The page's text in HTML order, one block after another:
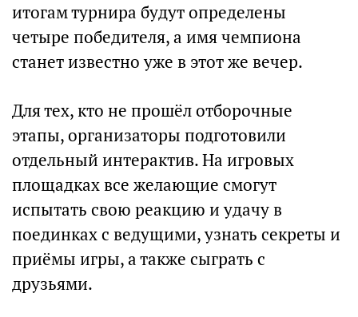
итогам турнира будут определены
четыре победителя, а имя чемпиона
станет известно уже в этот же вечер.
Для тех, кто не прошёл отборочные
этапы, организаторы подготовили
отдельный интерактив. На игровых
площадках все желающие смогут
испытать свою реакцию и удачу в
поединках с ведущими, узнать секреты и
приёмы игры, а также сыграть с
друзьями.